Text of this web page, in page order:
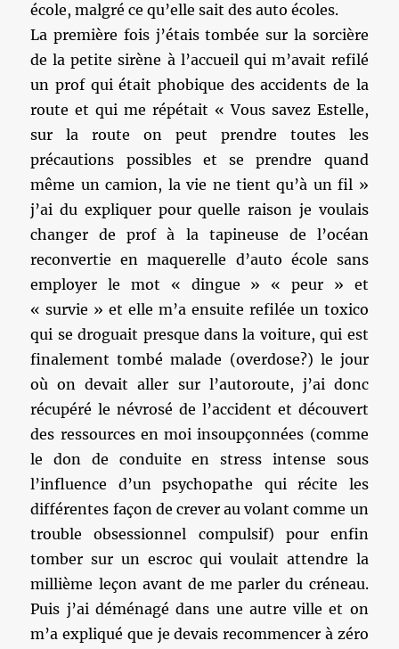
école, malgré ce qu’elle sait des auto écoles.
La première fois j’étais tombée sur la sorcière
de la petite sirène à l’accueil qui m’avait refilé
un prof qui était phobique des accidents de la
route et qui me répétait « Vous savez Estelle,
sur la route on peut prendre toutes les
précautions possibles et se prendre quand
même un camion, la vie ne tient qu’à un fil »
j’ai du expliquer pour quelle raison je voulais
changer de prof à la tapineuse de l’océan
reconvertie en maquerelle d’auto école sans
employer le mot « dingue » « peur » et
« survie » et elle m’a ensuite refilée un toxico
qui se droguait presque dans la voiture, qui est
finalement tombé malade (overdose?) le jour
où on devait aller sur l’autoroute, j’ai donc
récupéré le névrosé de l’accident et découvert
des ressources en moi insoupçonnées (comme
le don de conduite en stress intense sous
l’influence d’un psychopathe qui récite les
différentes façon de crever au volant comme un
trouble obsessionnel compulsif) pour enfin
tomber sur un escroc qui voulait attendre la
millième leçon avant de me parler du créneau.
Puis j’ai déménagé dans une autre ville et on
m’a expliqué que je devais recommencer à zéro